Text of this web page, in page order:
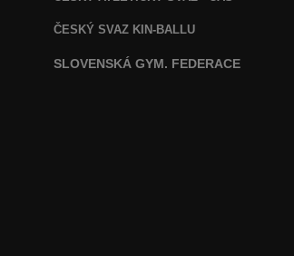
ČESKÝ SVAZ KIN-BALLU
SLOVENSKÁ GYM. FEDERACE